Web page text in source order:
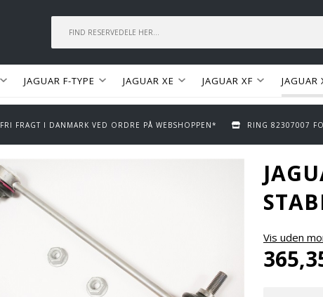
JAGUAR F-TYPE JAGUAR XE JAGUAR XF JAGUAR
FRI FRAGT I DANMARK VED ORDRE PÅ WEBSHOPPEN* RING 82307007
Vis uden